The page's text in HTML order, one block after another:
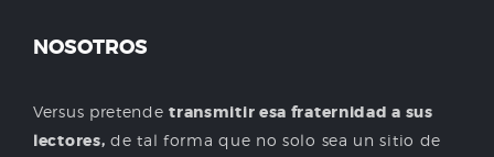
NOSOTROS
Versus pretendetransmitir esa fraternidad a sus
lectores, de tal forma que no solo sea un sitio de